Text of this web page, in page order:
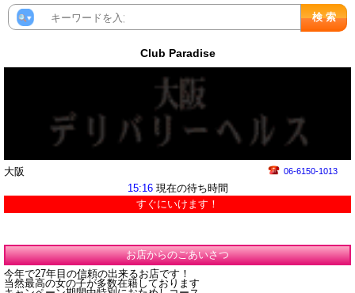
Club Paradise
大阪 06-6150-1013
15:16現在の待ち時間
すぐにいけます！
お店からのごあいさつ
今年で27年目の信頼の出来るお店です！
当然最高の女の子が多数在籍しております